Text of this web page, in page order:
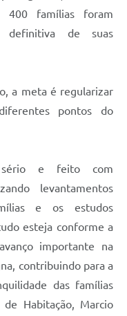
400 famílias foram
definitiva de suas
a meta é regularizar
pontos do
sério e feito com
levantamentos
e os estudos
esteja conforme a
importante na
contribuindo para a
das famílias
Habitação, Marcio